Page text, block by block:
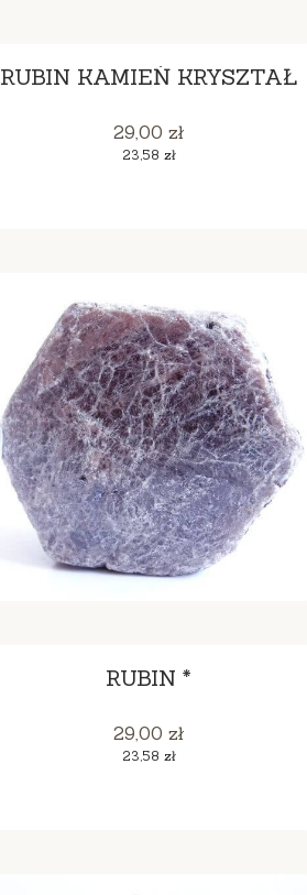
RUBIN KAMIEŃ KRYSZTAŁ
Cena
29,00 zł
Cena
23,58 zł
RUBIN *
Cena
29,00 zł
Cena
23,58 zł